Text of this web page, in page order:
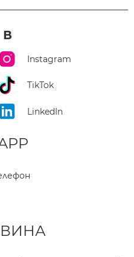
Instagram
TikTok
LinkedIn